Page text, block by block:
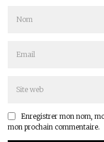
Enregistrer mon nom,
mon prochain commentaire.